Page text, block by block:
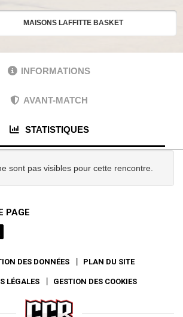
MAISONS LAFFITTE BASKET
INFORMATIONS
AVANT-MATCH
STATISTIQUES
sont pas visibles pour cette rencontre.
PAGE
DES DONNÉES PLAN DU SITE
LÉGALES GESTION DES COOKIES